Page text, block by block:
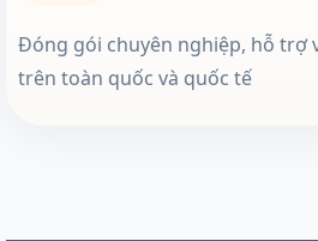
Đóng gói chuyên nghiệp, hỗ trợ
trên toàn quốc và quốc tế